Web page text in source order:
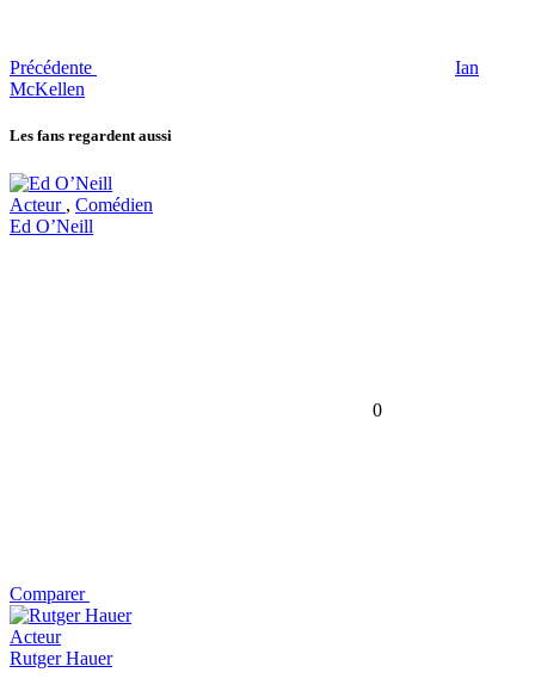
Précédente
Ian
McKellen
Les fans regardent aussi
Acteur , Comédien
Ed O’Neill
0
Comparer
Acteur
Rutger Hauer